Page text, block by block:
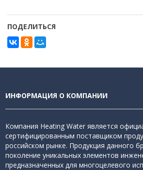
ПОДЕЛИТЬСЯ
ИНФОРМАЦИЯ О КОМПАНИИ
Компания Heating Water является
сертифицированным поставщиком
российском рынке. Продукция данного
поколение уникальных элементов
предназначенных для многоцелевого